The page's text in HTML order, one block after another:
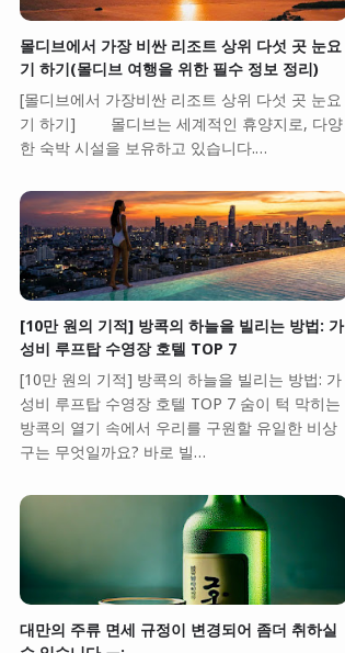
몰디브에서 가장 비싼 리조트 상위 다섯 곳 눈요
기 하기(몰디브 여행을 위한 필수 정보 정리)
[몰디브에서 가장비싼 리조트 상위 다섯 곳 눈요
기 하기] 몰디브는 세계적인 휴양지로, 다양
한 숙박 시설을 보유하고 있습니다.…
[10만 원의 기적] 방콕의 하늘을 빌리는 방법: 가
성비 루프탑 수영장 호텔 TOP 7
[10만 원의 기적] 방콕의 하늘을 빌리는 방법: 가
성비 루프탑 수영장 호텔 TOP 7 숨이 턱 막히는
방콕의 열기 속에서 우리를 구원할 유일한 비상
구는 무엇일까요? 바로 빌…
대만의 주류 면세 규정이 변경되어 좀더 취하실